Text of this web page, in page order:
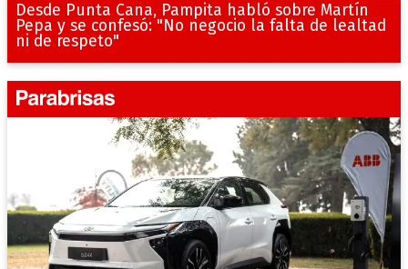
Desde Punta Cana, Pampita habló sobre Martín
Pepa y se confesó: "No negocio la falta de lealtad
ni de respeto"